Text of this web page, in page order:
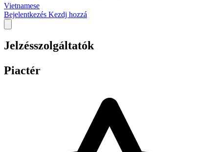
Vietnamese
Bejelentkezés Kezdj hozzá
Jelzésszolgáltatók
Piactér